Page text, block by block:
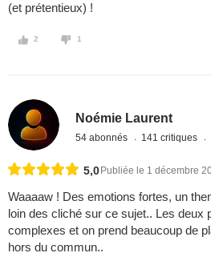
(et prétentieux) !
2 1
Noémie Laurent
54 abonnés 141 critiques
5,0 Publiée le 1 décembre
Waaaaw ! Des emotions fortes, un
loin des cliché sur ce sujet.. Les deux
complexes et on prend beaucoup de
hors du commun..